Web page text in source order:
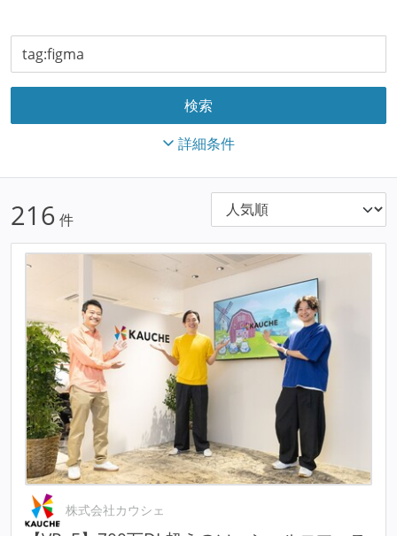
詳細条件
216 件
株式会社カウシェ